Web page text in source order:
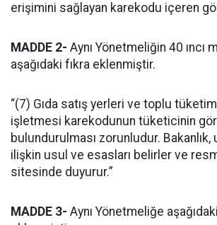
erişimini sağlayan karekodu içeren
MADDE 2- Aynı Yönetmeliğin 40 ıncı
aşağıdaki fıkra eklenmiştir.
“(7) Gıda satış yerleri ve toplu
işletmesi karekodunun tüketicinin
bulundurulması zorunludur. Bakanlık,
ilişkin usul ve esasları belirler ve
sitesinde duyurur.”
MADDE 3- Aynı Yönetmeliğe